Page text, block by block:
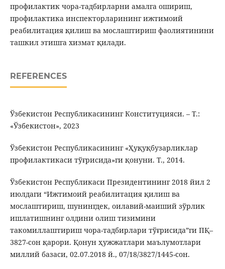
профилактик чора-тадбирларни амалга ошириш,
профилактика инспекторларининг ижтимоий
реабилитация қилиш ва мослаштириш фаолиятинини
ташкил этишга хизмат қилади.
REFERENCES
Ўзбекистон Республикасининг Конституцияси. – Т.:
«Ўзбекистон», 2023
Ўзбекистон Республикасининг «Ҳуқуқбузарликлар
профилактикаси тўғрисида»ги қонуни. Т., 2014.
Ўзбекистон Республикаси Президентининг 2018 йил 2
июлдаги “Ижтимоий реабилитация қилиш ва
мослаштириш, шунингдек, оилавий-маиший зўрлик
ишлатишнинг олдини олиш тизимини
такомиллаштириш чора-тадбирлари тўғрисида”ги ПҚ–
3827-сон қарори. Қонун ҳужжатлари маълумотлари
миллий базаси, 02.07.2018 й., 07/18/3827/1445-сон.